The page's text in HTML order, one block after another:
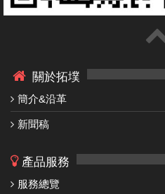
關於拓墣
簡介&沿革
新聞稿
產品服務
服務總覽